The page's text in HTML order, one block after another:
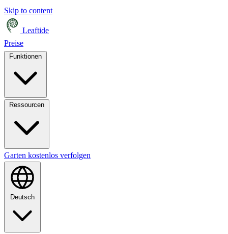
Skip to content
Leaftide
Preise
Garten kostenlos verfolgen
Deutsch